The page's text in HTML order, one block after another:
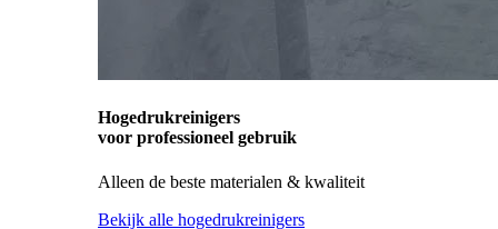
Hogedrukreinigers
voor professioneel gebruik
Alleen de beste materialen & kwaliteit
Bekijk alle hogedrukreinigers